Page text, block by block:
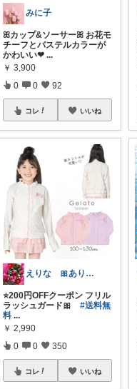
みに子
ꕤカップ&ソーサーꕤ お花モ
チーフとパステルカラーが
かわいい❤ ...
￥ 3,900
0 0 92
コレ いいね
えりな 🎀ありがとうございます🎀🙇
⭐️200円OFFクーポン フリル
ラッシュガード🎀#送料無
料 ...
￥ 2,990
0 0 350
コレ いいね